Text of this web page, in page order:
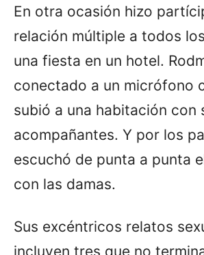
En otra ocasión hizo
relación múltiple a todos
una fiesta en un hotel.
conectado a un micrófono
subió a una habitación con
acompañantes. Y por los
escuchó de punta a punta
con las damas.
Sus excéntricos relatos
incluyen tres que no